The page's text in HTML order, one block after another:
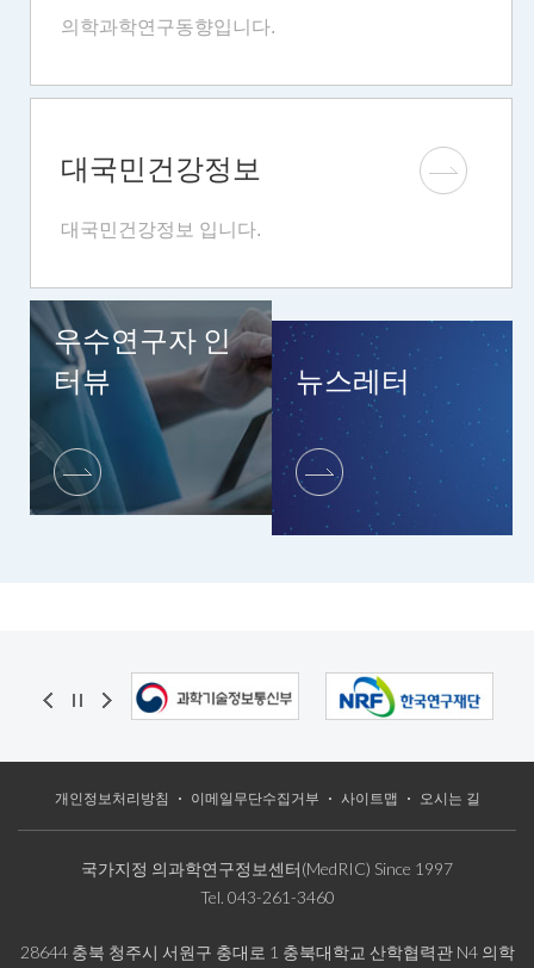
의학과학연구동향입니다.
대국민건강정보
대국민건강정보 입니다.
우수연구자 인
터뷰
뉴스레터
개인정보처리방침 이메일무단수집거부 사이트맵 오시는 길
국가지정 의과학연구정보센터(MedRIC) Since 1997
Tel. 043-261-3460
28644 충북 청주시 서원구 충대로 1 충북대학교 산학협력관 N4 의학